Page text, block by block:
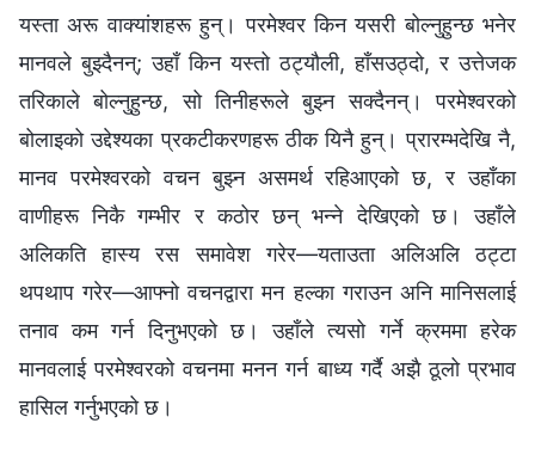
यस्ता अरू वाक्यांशहरू हुन्। परमेश्‍वर किन यसरी बोल्‍नुहुन्छ भनेर
मानवले बुझ्दैनन्; उहाँ किन यस्तो ठट्यौली, हाँसउठ्दो, र उत्तेजक
तरिकाले बोल्‍नुहुन्छ, सो तिनीहरूले बुझ्न सक्दैनन्। परमेश्‍वरको
बोलाइको उद्देश्यका प्रकटीकरणहरू ठीक यिनै हुन्। प्रारम्‍भदेखि नै,
मानव परमेश्‍वरको वचन बुझ्‍न असमर्थ रहिआएको छ, र उहाँका
वाणीहरू निकै गम्भीर र कठोर छन् भन्‍ने देखिएको छ। उहाँले
अलिकति हास्य रस समावेश गरेर—यताउता अलिअलि ठट्टा
थपथाप गरेर—आफ्‍नो वचनद्वारा मन हल्‍का गराउन अनि मानिसलाई
तनाव कम गर्न दिनुभएको छ। उहाँले त्यसो गर्ने क्रममा हरेक
मानवलाई परमेश्‍वरको वचनमा मनन गर्न बाध्य गर्दै अझै ठूलो प्रभाव
हासिल गर्नुभएको छ।